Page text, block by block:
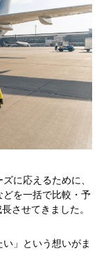
トップ
Adventureについて
採用情報
に応えるために、
を一括で比較・予
させてきました。
」という想いがま